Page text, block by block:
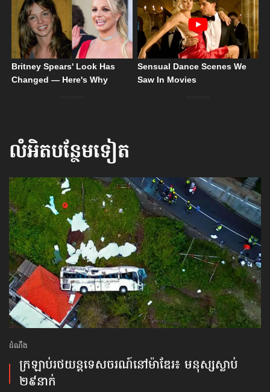
លំអិតបន្ថែមទៀត
ដំណឹង
ក្រឡាប់​រថយន្ដ​ទេសចរណ៍​នៅ​ម៉ាឌែរ៖ មនុស្ស​ស្លាប់​
២៩នាក់